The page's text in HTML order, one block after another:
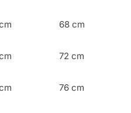
68 cm
72 cm
76 cm